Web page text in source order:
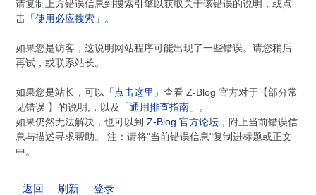
请复制上方错误信息到搜索引擎以获取关于该错误的说明，或点
击 「使用必应搜索」。
如果您是访客，这说明网站程序可能出现了一些错误。请您稍后
再试，或联系站长。
如果您是站长，可以 「点击这里」查看 Z-Blog 官方对于【部分常
见错误 】的说明,，以及
「通用排查指南」 。
如果仍然无法解决，也可以到Z-Blog 官方论坛 ，附上当前错误信
息与描述寻求帮助。 注：请将"当前错误信息"复制进标题或正文
中。
返回 刷新 登录